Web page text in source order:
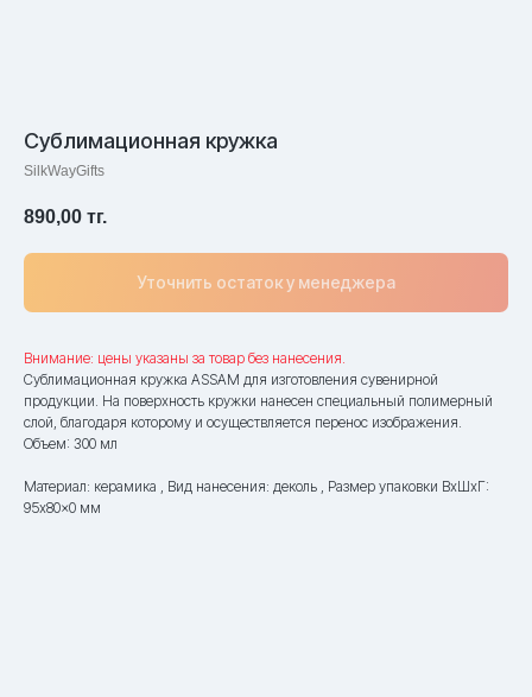
Сублимационная кружка
SilkWayGifts
890,00 тг.
Уточнить остаток у менеджера
Внимание: цены указаны за товар без нанесения.
Сублимационная кружка ASSAM для изготовления сувенирной
продукции. На поверхность кружки нанесен специальный полимерный
слой, благодаря которому и осуществляется перенос изображения.
Объем: 300 мл
Материал: керамика , Вид нанесения: деколь , Размер упаковки ВxШxГ:
95x80x0 мм